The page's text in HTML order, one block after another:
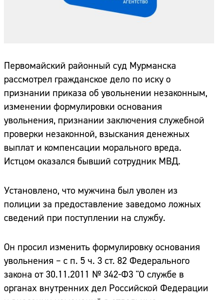
Первомайский районный суд Мурманска
рассмотрел гражданское дело по иску о
признании приказа об увольнении незаконным,
изменении формулировки основания
увольнения, признании заключения служебной
проверки незаконной, взыскания денежных
выплат и компенсации морального вреда.
Истцом оказался бывший сотрудник МВД.
Установлено, что мужчина был уволен из
полиции за предоставление заведомо ложных
сведений при поступлении на службу.
Он просил изменить формулировку основания
увольнения – с п. 5 ч. 3 ст. 82 Федерального
закона от 30.11.2011 № 342-Ф3 "О службе в
органах внутренних дел Российской Федерации